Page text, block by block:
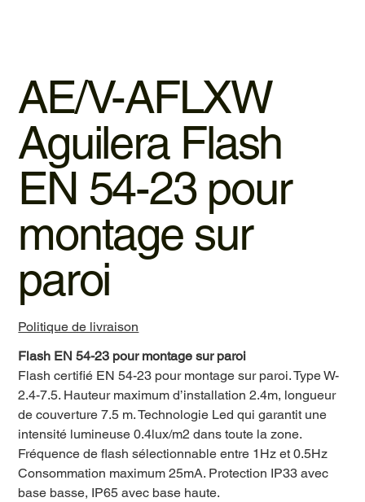
AE/V-AFLXW
Aguilera Flash
EN 54-23 pour
montage sur
paroi
Politique de livraison
Flash EN 54-23 pour montage sur paroi
Flash certifié EN 54-23 pour montage sur paroi. Type W-
2.4-7.5. Hauteur maximum d’installation 2.4m, longueur
de couverture 7.5 m. Technologie Led qui garantit une
intensité lumineuse 0.4lux/m2 dans toute la zone.
Fréquence de flash sélectionnable entre 1Hz et 0.5Hz
Consommation maximum 25mA. Protection IP33 avec
base basse, IP65 avec base haute.